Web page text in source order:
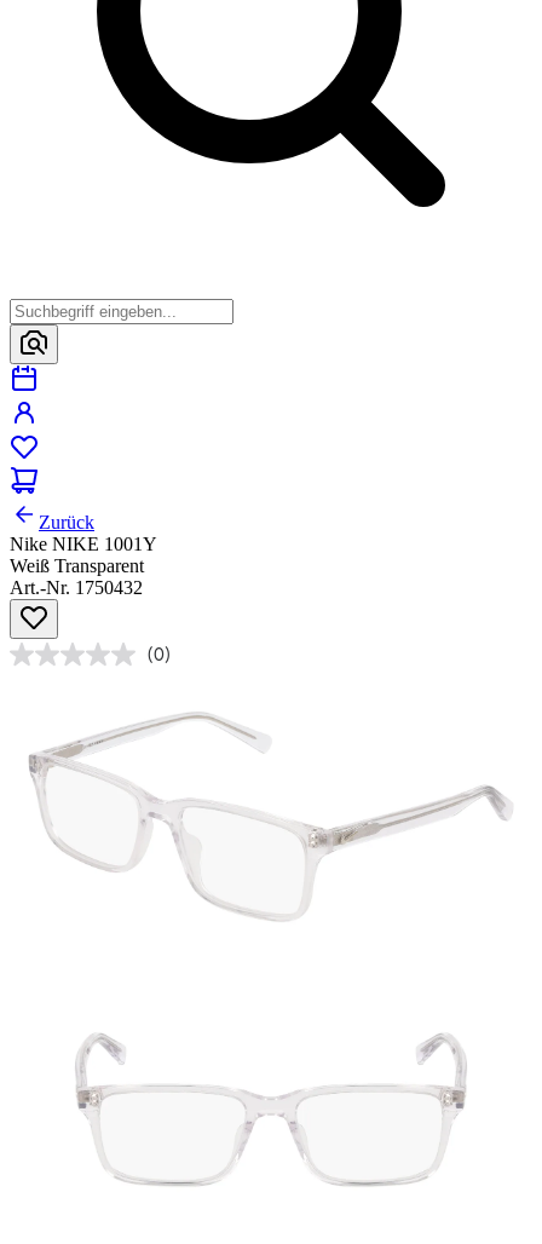
Zurück
Nike NIKE 1001Y
Weiß Transparent
Art.-Nr. 1750432
(0)